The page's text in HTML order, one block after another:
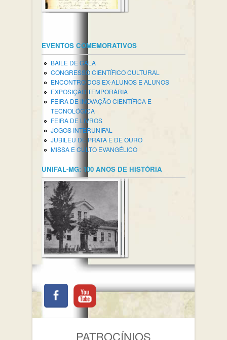
EVENTOS COMEMORATIVOS
BAILE DE GALA
CONGRESSO CIENTÍFICO CULTURAL
ENCONTRO DOS EX-ALUNOS E ALUNOS
EXPOSIÇÃO TEMPORÁRIA
FEIRA DE INOVAÇÃO CIENTÍFICA E
TECNOLÓGICA
FEIRA DE LIVROS
JOGOS INTERUNIFAL
JUBILEU DE PRATA E DE OURO
MISSA E CULTO EVANGÉLICO
UNIFAL-MG: 100 ANOS DE HISTÓRIA
PATROCÍNIOS